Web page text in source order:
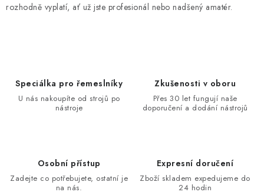
rozhodně vyplatí, ať už jste profesionál nebo nadšený amatér.
Speciálka pro řemeslníky
U nás nakoupíte od strojů po
nástroje
Zkušenosti v oboru
Přes 30 let fungují naše
doporučení a dodání nástrojů
Osobní přístup
Zadejte co potřebujete, ostatní je
na nás.
Expresní doručení
Zboží skladem expedujeme do
24 hodin